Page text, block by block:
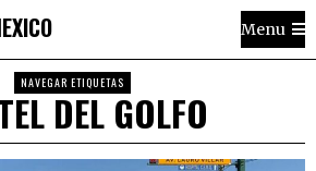
Menu
NAVEGAR ETIQUETAS
DEL GOLFO